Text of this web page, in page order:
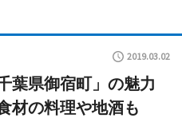
2019.03.02
葉県御宿町」の魅力
材の料理や地酒も